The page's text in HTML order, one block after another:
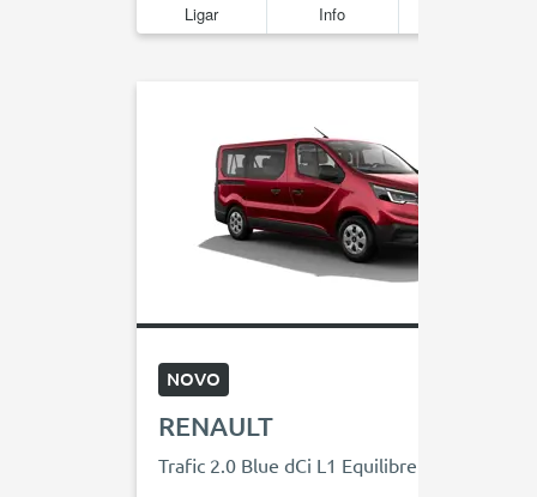
Ligar Info
NOVO
RENAULT
Trafic 2.0 Blue dCi L1 Equilibre EDC